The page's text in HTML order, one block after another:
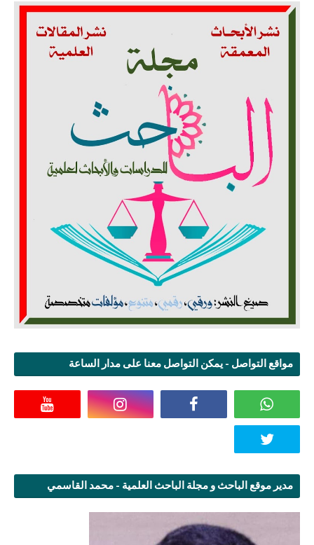
مواقع التواصل - يمكن التواصل معنا على مدار الساعة
مدير موقع الباحث و مجلة الباحث العلمية - محمد القاسمي